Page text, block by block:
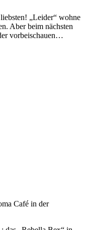
„Leider“ wohne
Aber beim nächsten
vorbeischauen…
Café in der